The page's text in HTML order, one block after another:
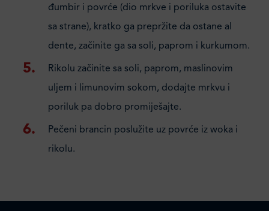
đumbir i povrće (dio mrkve i poriluka ostavite
sa strane), kratko ga prepržite da ostane al
dente, začinite ga sa soli, paprom i kurkumom.
Rikolu začinite sa soli, paprom, maslinovim
uljem i limunovim sokom, dodajte mrkvu i
poriluk pa dobro promiješajte.
Pečeni brancin poslužite uz povrće iz woka i
rikolu.